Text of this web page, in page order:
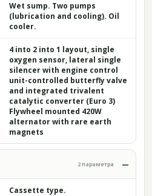
Wet sump. Two pumps
(lubrication and cooling). Oil
cooler.
4 into 2 into 1 layout, single
oxygen sensor, lateral single
silencer with engine control
unit-controlled butterfly valve
and integrated trivalent
catalytic converter (Euro 3)
Flywheel mounted 420W
alternator with rare earth
magnets
2 параметра
Cassette type.